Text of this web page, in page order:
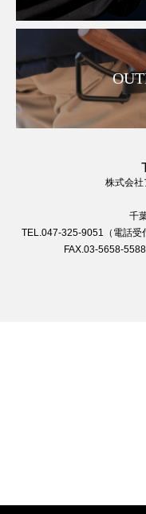
株式会社
千
TEL.047-325-9051（電話受
FAX.03-5658-